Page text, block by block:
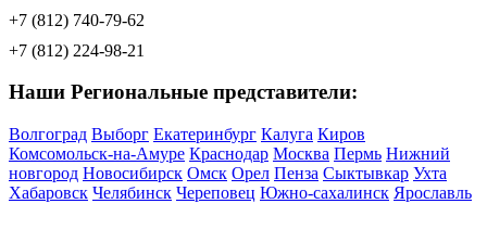
+7 (812) 740-79-62
+7 (812) 224-98-21
Наши Региональные представители:
Волгоград Выборг Екатеринбург Калуга Киров
Комсомольск-на-Амуре Краснодар Москва Пермь Нижний
новгород Новосибирск Омск Орел Пенза Сыктывкар Ухта
Хабаровск Челябинск Череповец Южно-сахалинск Ярославль